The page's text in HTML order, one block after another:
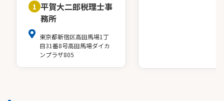
1 平賀大二郎税理士事
務所
東京都新宿区高田馬場1丁
目31番8号高田馬場ダイカ
ンプラザ805